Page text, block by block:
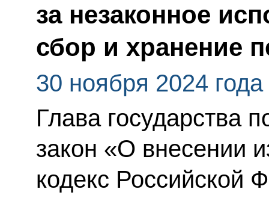
за незаконное
сбор и хранение
30 ноября 2024 года
Глава государства
закон «О внесении
кодекс Российской